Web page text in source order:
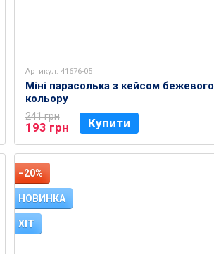
Артикул: 41676-05
Міні парасолька з кейсом бежевого
кольору
241 грн
193 грн Купити
−20%
НОВИНКА
ХІТ